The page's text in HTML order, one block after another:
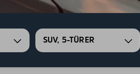
SUV, 5-TÜRER